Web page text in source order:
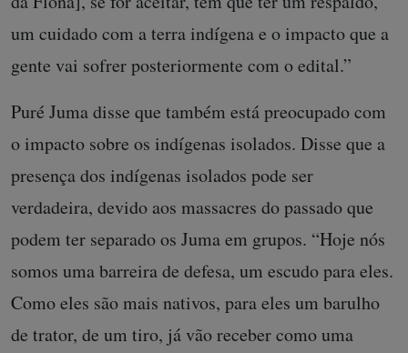
um cuidado com a terra indígena e o impacto que a
gente vai sofrer posteriormente com o edital.”
Puré Juma disse que também está preocupado com
o impacto sobre os indígenas isolados. Disse que a
presença dos indígenas isolados pode ser
verdadeira, devido aos massacres do passado que
podem ter separado os Juma em grupos. “Hoje nós
somos uma barreira de defesa, um escudo para eles.
Como eles são mais nativos, para eles um barulho
de trator, de um tiro, já vão receber como uma